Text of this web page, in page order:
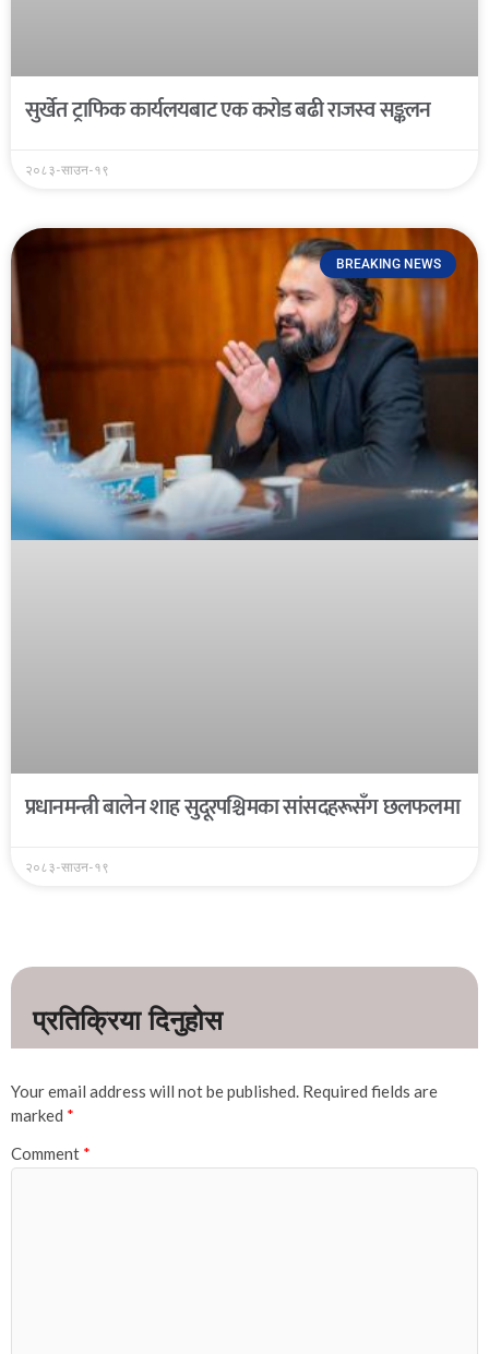
सुर्खेत ट्राफिक कार्यलयबाट एक करोड बढी राजस्व सङ्कलन
२०८३-साउन-१९
BREAKING NEWS
प्रधानमन्त्री बालेन शाह सुदूरपश्चिमका सांसदहरूसँग छलफलमा
२०८३-साउन-१९
Your email address will not be published. Required fields are
marked *
Comment *